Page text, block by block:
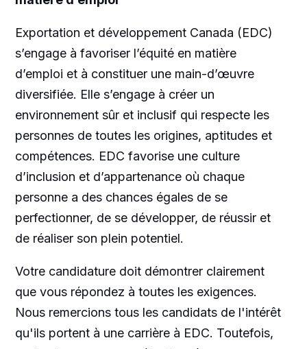
Exportation et développement Canada (EDC)
s’engage à favoriser l’équité en matière
d’emploi et à constituer une main-d’œuvre
diversifiée. Elle s’engage à créer un
environnement sûr et inclusif qui respecte les
personnes de toutes les origines, aptitudes et
compétences. EDC favorise une culture
d’inclusion et d’appartenance où chaque
personne a des chances égales de se
perfectionner, de se développer, de réussir et
de réaliser son plein potentiel.
Votre candidature doit démontrer clairement
que vous répondez à toutes les exigences.
Nous remercions tous les candidats de l'intérêt
qu'ils portent à une carrière à EDC. Toutefois,